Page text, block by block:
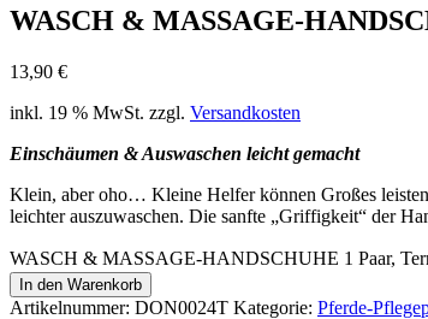
WASCH & MASSAGE-
13,90 €
inkl. 19 % MwSt. zzgl. Versandkosten
Einschäumen & Auswaschen leicht gemacht
Klein, aber oho… Kleine Helfer können Großes
leichter auszuwaschen. Die sanfte „Griffigkeit“ der
WASCH & MASSAGE-HANDSCHUHE 1 Paar,
In den Warenkorb
Artikelnummer: DON0024T Kategorie: Pferde-